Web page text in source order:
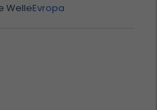
WelleEvropa